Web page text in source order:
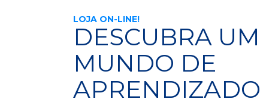
LOJA ON-LINE!
DESCUBRA UM
MUNDO DE
APRENDIZADO